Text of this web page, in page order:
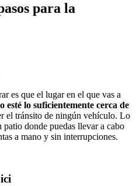
para la
es que el lugar en el que vas a
esté lo suficientemente cerca de
el tránsito de ningún vehículo. Lo
donde puedas llevar a cabo
a mano y sin interrupciones.